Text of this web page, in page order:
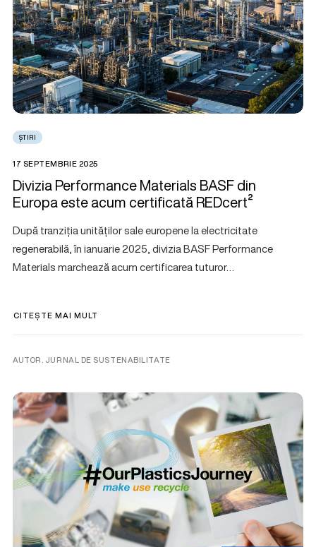
ȘTIRI
17 SEPTEMBRIE 2025
Divizia Performance Materials BASF din
Europa este acum certificată REDcert²
După tranziția unităților sale europene la electricitate
regenerabilă, în ianuarie 2025, divizia BASF Performance
Materials marchează acum certificarea tuturor…
CITEȘTE MAI MULT
AUTOR. JURNAL DE SUSTENABILITATE